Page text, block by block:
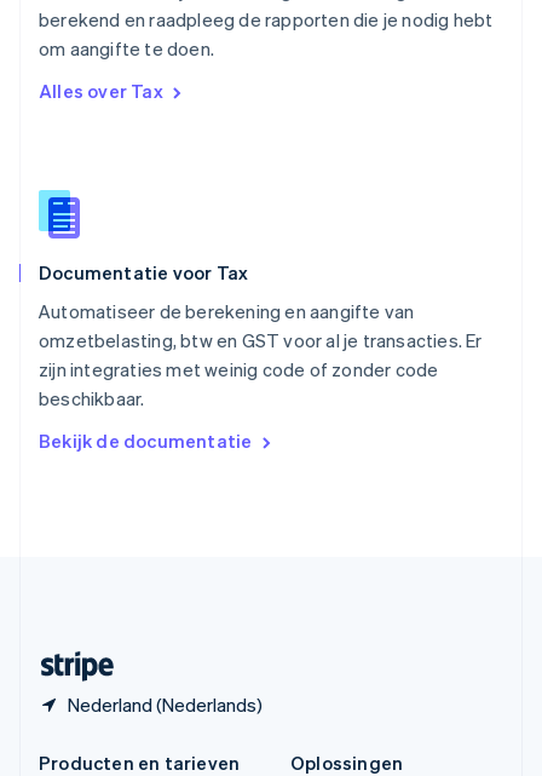
berekend en raadpleeg de rapporten die je nodig hebt
om aangifte te doen.
Alles over Tax
Documentatie voor Tax
Automatiseer de berekening en aangifte van
omzetbelasting, btw en GST voor al je transacties. Er
zijn integraties met weinig code of zonder code
beschikbaar.
Bekijk de documentatie
Nederland (Nederlands)
English
Roemenië
English
Singapore
English 简体中文
English
Spanje
Thailand
ไทยEnglish
Tsjechië
Vasteland van China
简体中文English
English
Producten en tarieven
Oplossingen